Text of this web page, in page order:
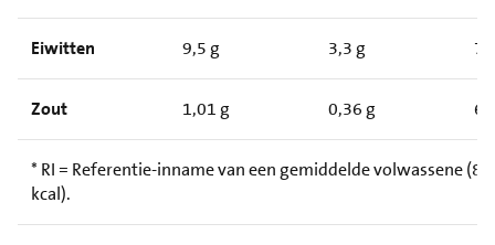
Eiwitten 9,5 g 3,3 g
Zout 1,01 g 0,36 g
* RI = Referentie-inname van een gemiddelde volwassene
kcal).